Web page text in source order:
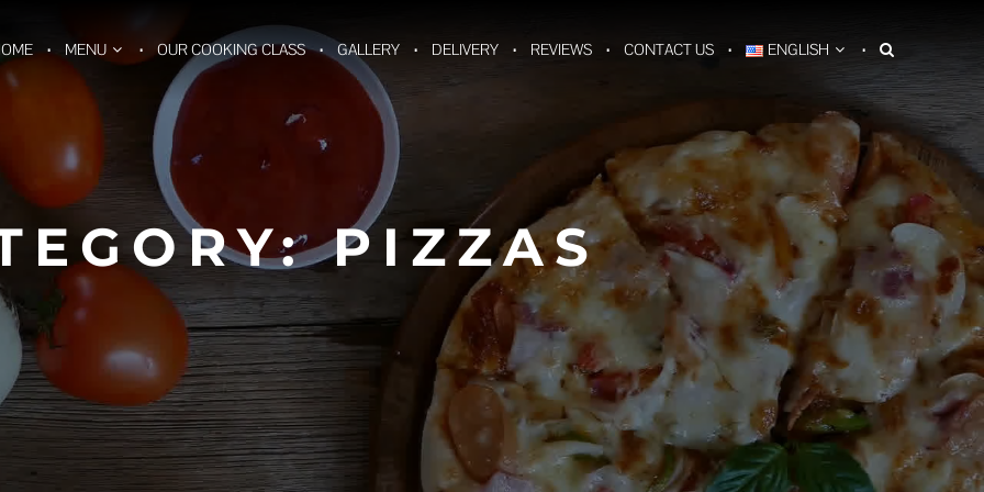
MENU OUR COOKING CLASS GALLERY DELIVERY REVIEWS CONTACT US ENGLISH
PIZZAS